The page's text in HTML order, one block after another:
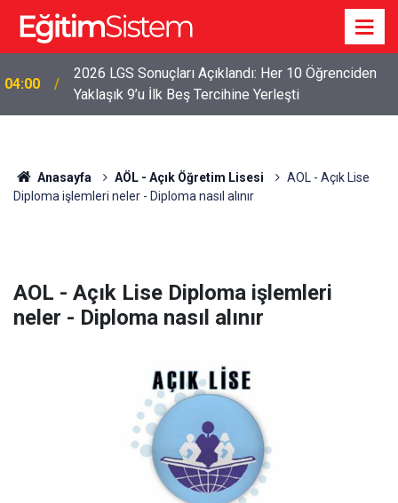
04:00
2026 LGS Sonuçları Açıklandı: Her 10 Öğrenciden
Yaklaşık 9’u İlk Beş Tercihine Yerleşti
Anasayfa AÖL - Açık Öğretim Lisesi
AOL - Açık Lise
Diploma işlemleri neler - Diploma nasıl alınır
AOL - Açık Lise Diploma işlemleri
neler - Diploma nasıl alınır